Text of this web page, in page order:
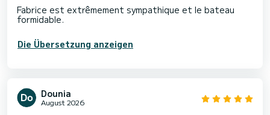
Fabrice est extrêmement sympathique et le bateau
formidable.
Die Übersetzung anzeigen
Dounia
August 2026